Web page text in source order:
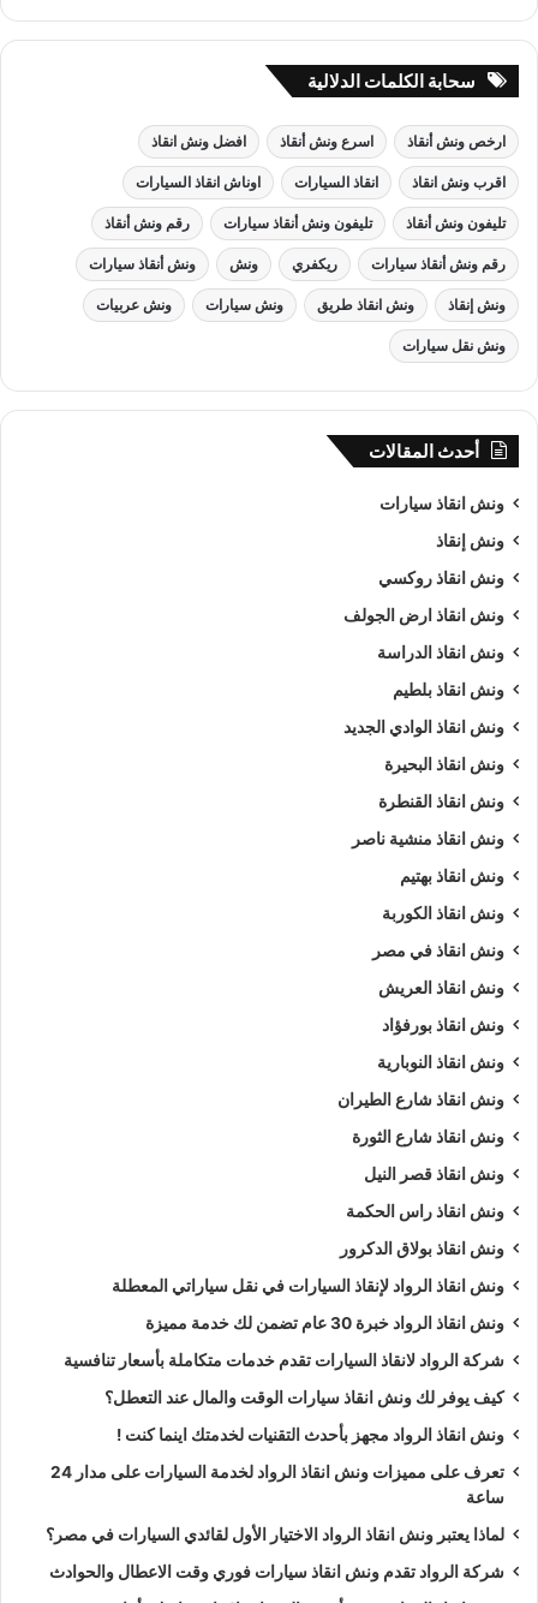
سحابة الكلمات الدلالية
ارخص ونش أنقاذ اسرع ونش أنقاذ افضل ونش انقاذ
اقرب ونش انقاذ انقاذ السيارات اوناش انقاذ السيارات
تليفون ونش أنقاذ تليفون ونش أنقاذ سيارات رقم ونش أنقاذ
رقم ونش أنقاذ سيارات ريكفري ونش ونش أنقاذ سيارات
ونش إنقاذ ونش انقاذ طريق ونش سيارات ونش عربيات
ونش نقل سيارات
أحدث المقالات
ونش انقاذ سيارات
ونش إنقاذ
ونش انقاذ روكسي
ونش انقاذ ارض الجولف
ونش انقاذ الدراسة
ونش انقاذ بلطيم
ونش انقاذ الوادي الجديد
ونش انقاذ البحيرة
ونش انقاذ القنطرة
ونش انقاذ منشية ناصر
ونش انقاذ بهتيم
ونش انقاذ الكوربة
ونش انقاذ في مصر
ونش انقاذ العريش
ونش انقاذ بورفؤاد
ونش انقاذ النوبارية
ونش انقاذ شارع الطيران
ونش انقاذ شارع الثورة
ونش انقاذ قصر النيل
ونش انقاذ راس الحكمة
ونش انقاذ بولاق الدكرور
ونش انقاذ الرواد لإنقاذ السيارات في نقل سياراتي المعطلة
ونش انقاذ الرواد خبرة 30 عام تضمن لك خدمة مميزة
شركة الرواد لانقاذ السيارات تقدم خدمات متكاملة بأسعار تنافسية
كيف يوفر لك ونش انقاذ سيارات الوقت والمال عند التعطل؟
ونش انقاذ الرواد مجهز بأحدث التقنيات لخدمتك اينما كنت !
تعرف على مميزات ونش انقاذ الرواد لخدمة السيارات على مدار 24
ساعة
لماذا يعتبر ونش انقاذ الرواد الاختيار الأول لقائدي السيارات في مصر؟
شركة الرواد تقدم ونش انقاذ سيارات فوري وقت الاعطال والحوادث